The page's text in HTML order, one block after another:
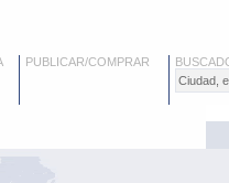
PUBLICAR/COMPRAR